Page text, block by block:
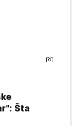
Šta